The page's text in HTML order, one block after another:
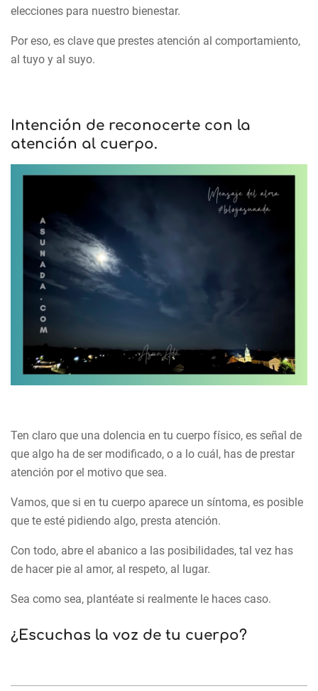
elecciones para nuestro bienestar.
Por eso, es clave que prestes atención al comportamiento,
al tuyo y al suyo.
Intención de reconocerte con la
atención al cuerpo.
Ten claro que una dolencia en tu cuerpo físico, es señal de
que algo ha de ser modificado, o a lo cuál, has de prestar
atención por el motivo que sea.
Vamos, que si en tu cuerpo aparece un síntoma, es posible
que te esté pidiendo algo, presta atención.
Con todo, abre el abanico a las posibilidades, tal vez has
de hacer pie al amor, al respeto, al lugar.
Sea como sea, plantéate si realmente le haces caso.
¿Escuchas la voz de tu cuerpo?